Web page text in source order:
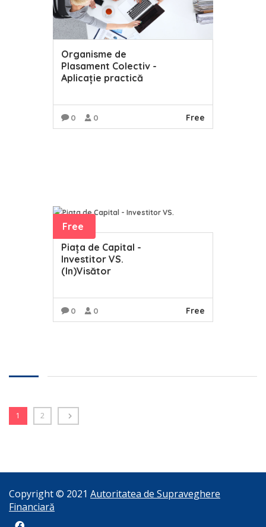
Organisme de
Plasament Colectiv -
Aplicație practică
0 0 Free
Free
Piața de Capital -
Investitor VS.
(In)Visător
0 0 Free
1 2
Copyright © 2021 Autoritatea de Supraveghere
Financiară